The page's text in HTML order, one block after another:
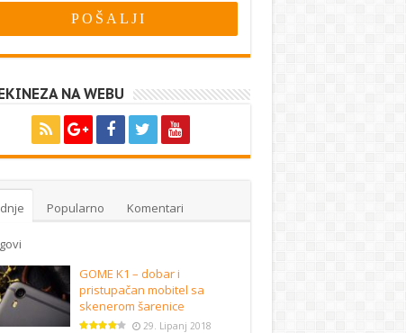
NA WEBU
Popularno Komentari
GOME K1 – dobar i
pristupačan mobitel sa
skenerom šarenice
29. Lipanj 2018